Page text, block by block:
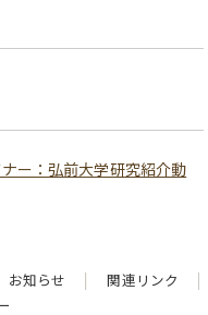
お知らせ
関連リンク